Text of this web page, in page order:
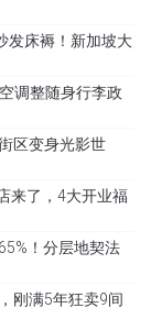
发床褥！新加坡大
调整随身行李政
区变身光影世
来了，4大开业福
！分层地契法
刚满5年狂卖9间